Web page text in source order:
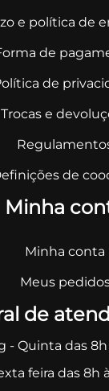
e política de
de
de
Trocas e
de
Minha
Minha conta
Meus
de
- Quinta das 8h
feira das 8h